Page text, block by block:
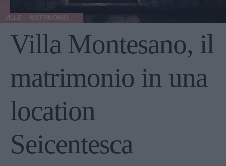
VILLE MATRIMONIO
Villa Montesano, il
matrimonio in una
location
Seicentesca